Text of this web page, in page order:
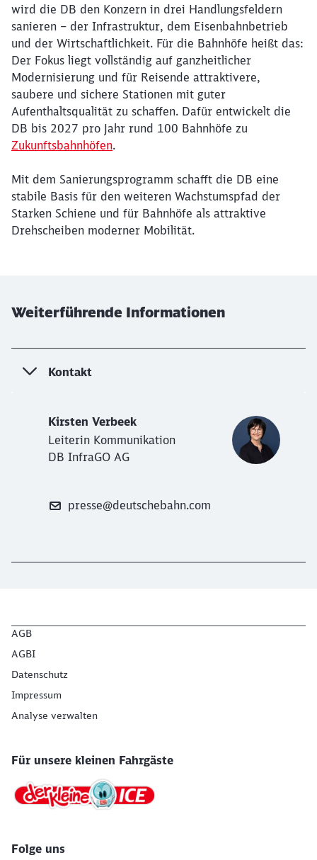
wird die DB den Konzern in drei Handlungsfeldern
sanieren – der Infrastruktur, dem Eisenbahnbetrieb
und der Wirtschaftlichkeit. Für die Bahnhöfe heißt das:
Der Fokus liegt vollständig auf ganzheitlicher
Modernisierung und für Reisende attraktivere,
saubere und sichere Stationen mit guter
Aufenthaltsqualität zu schaffen. Dafür entwickelt die
DB bis 2027 pro Jahr rund 100 Bahnhöfe zu
Zukunftsbahnhöfen.
Mit dem Sanierungsprogramm schafft die DB eine
stabile Basis für den weiteren Wachstumspfad der
Starken Schiene und für Bahnhöfe als attraktive
Drehscheiben moderner Mobilität.
Weiterführende Informationen
Kontakt
Kirsten Verbeek
Leiterin Kommunikation
DB InfraGO AG
presse@deutschebahn.com
AGB
AGBI
Datenschutz
Impressum
Analyse verwalten
Für unsere kleinen Fahrgäste
Folge uns